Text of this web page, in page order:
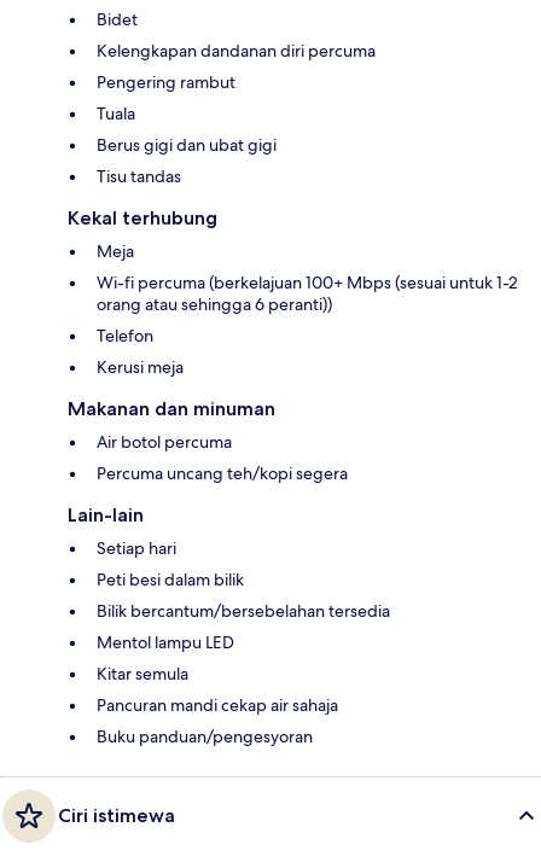
Bidet
Kelengkapan dandanan diri percuma
Pengering rambut
Tuala
Berus gigi dan ubat gigi
Tisu tandas
Kekal terhubung
Meja
Wi-fi percuma (berkelajuan 100+ Mbps (sesuai untuk 1-2
orang atau sehingga 6 peranti))
Telefon
Kerusi meja
Makanan dan minuman
Air botol percuma
Percuma uncang teh/kopi segera
Lain-lain
Setiap hari
Peti besi dalam bilik
Bilik bercantum/bersebelahan tersedia
Mentol lampu LED
Kitar semula
Pancuran mandi cekap air sahaja
Buku panduan/pengesyoran
Ciri istimewa